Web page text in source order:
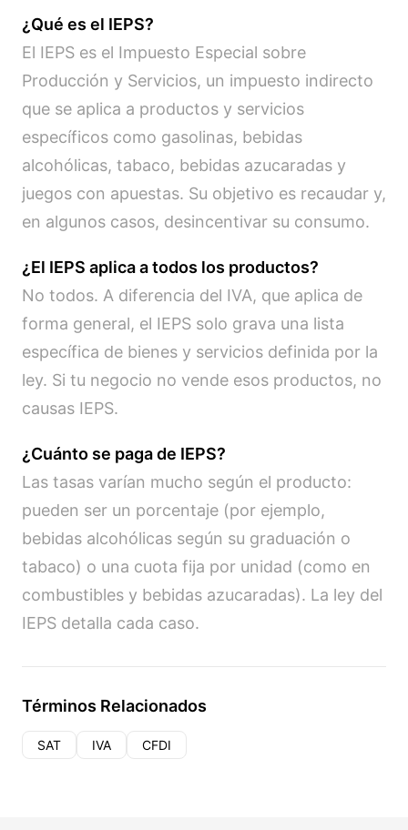
¿Qué es el IEPS?
El IEPS es el Impuesto Especial sobre
Producción y Servicios, un impuesto indirecto
que se aplica a productos y servicios
específicos como gasolinas, bebidas
alcohólicas, tabaco, bebidas azucaradas y
juegos con apuestas. Su objetivo es recaudar y,
en algunos casos, desincentivar su consumo.
¿El IEPS aplica a todos los productos?
No todos. A diferencia del IVA, que aplica de
forma general, el IEPS solo grava una lista
específica de bienes y servicios definida por la
ley. Si tu negocio no vende esos productos, no
causas IEPS.
¿Cuánto se paga de IEPS?
Las tasas varían mucho según el producto:
pueden ser un porcentaje (por ejemplo,
bebidas alcohólicas según su graduación o
tabaco) o una cuota fija por unidad (como en
combustibles y bebidas azucaradas). La ley del
IEPS detalla cada caso.
Términos Relacionados
SAT IVA CFDI